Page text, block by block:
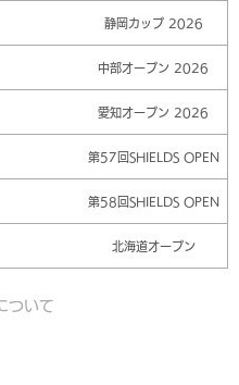
静岡カップ 2026
中部オープン 2026
愛知オープン 2026
第57回SHIELDS OPEN
第58回SHIELDS OPEN
北海道オープン
ついて